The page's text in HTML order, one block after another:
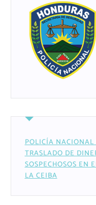
POLICÍA
TRASLADO DE
SOSPECHOSOS EN
LA CEIBA